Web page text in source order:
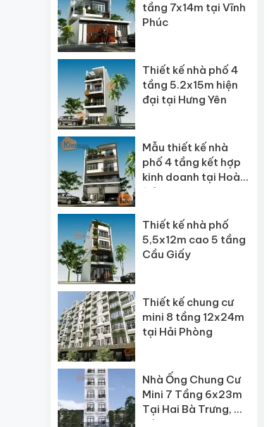
tầng 7x14m tại Vĩnh
Phúc
Thiết kế nhà phố 4
tầng 5.2x15m hiện
đại tại Hưng Yên
Mẫu thiết kế nhà
phố 4 tầng kết hợp
kinh doanh tại Hoài
Đức
Thiết kế nhà phố
5,5x12m cao 5 tầng
Cầu Giấy
Thiết kế chung cư
mini 8 tầng 12x24m
tại Hải Phòng
Nhà Ống Chung Cư
Mini 7 Tầng 6x23m
Tại Hai Bà Trưng, Hà
Nội